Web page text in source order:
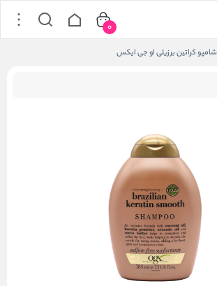
شامپو کراتین برزیلی او جی ایکس
0